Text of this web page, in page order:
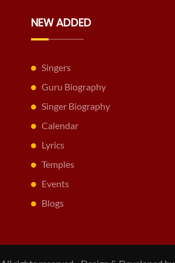
NEW ADDED
Singers
Guru Biography
Singer Biography
Calendar
Lyrics
Temples
Events
Blogs